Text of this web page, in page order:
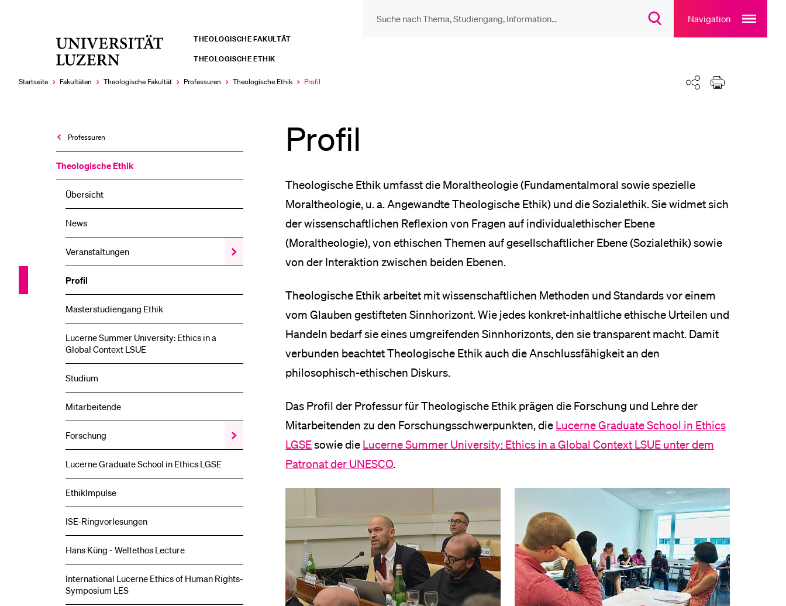
SuchdialogNavigation
main
navigation
Universität
Luzern
THEOLOGISCHE FAKULTÄT
THEOLOGISCHE ETHIK
Startseite Fakultäten Theologische Fakultät Professuren Theologische Ethik
Aktuell
Profil Teilen Drucken
Professuren
Theologische Ethik
Übersicht
News
Veranstaltungen
Zeige
das
Profil
Masterstudiengang Ethik
Lucerne Summer University: Ethics in a
Global Context LSUE
Studium
Mitarbeitende
Forschung
Zeige
das
Lucerne Graduate School in Ethics LGSE
EthikImpulse
ISE-Ringvorlesungen
Hans Küng - Weltethos Lecture
International Lucerne Ethics of Human Rights-
Symposium LES
Profil
Theologische Ethik umfasst die Moraltheologie (Fundamentalmoral sowie spezielle
Moraltheologie, u. a. Angewandte Theologische Ethik) und die Sozialethik. Sie widmet sich
der wissenschaftlichen Reflexion von Fragen auf individualethischer Ebene
(Moraltheologie), von ethischen Themen auf gesellschaftlicher Ebene (Sozialethik) sowie
von der Interaktion zwischen beiden Ebenen.
Theologische Ethik arbeitet mit wissenschaftlichen Methoden und Standards vor einem
vom Glauben gestifteten Sinnhorizont. Wie jedes konkret-inhaltliche ethische Urteilen und
Handeln bedarf sie eines umgreifenden Sinnhorizonts, den sie transparent macht. Damit
verbunden beachtet Theologische Ethik auch die Anschlussfähigkeit an den
philosophisch-ethischen Diskurs.
Das Profil der Professur für Theologische Ethik prägen die Forschung und Lehre der
Mitarbeitenden zu den Forschungsschwerpunkten, die Lucerne Graduate School in Ethics
LGSEsowie die Lucerne Summer University: Ethics in a Global Context LSUE unter dem
Patronat der UNESCO.
LETZTE SUCHEN
Studien­interessierte
Studierende
Forschende
Mitarbeitende
Alumni
Medien
Sportangebot
Menuplan Mensa